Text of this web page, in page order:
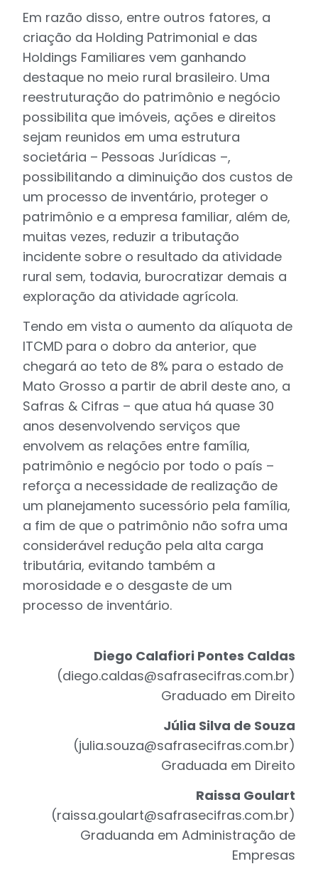
Em razão disso, entre outros fatores, a
criação da Holding Patrimonial e das
Holdings Familiares vem ganhando
destaque no meio rural brasileiro. Uma
reestruturação do patrimônio e negócio
possibilita que imóveis, ações e direitos
sejam reunidos em uma estrutura
societária – Pessoas Jurídicas –,
possibilitando a diminuição dos custos de
um processo de inventário, proteger o
patrimônio e a empresa familiar, além de,
muitas vezes, reduzir a tributação
incidente sobre o resultado da atividade
rural sem, todavia, burocratizar demais a
exploração da atividade agrícola.
Tendo em vista o aumento da alíquota de
ITCMD para o dobro da anterior, que
chegará ao teto de 8% para o estado de
Mato Grosso a partir de abril deste ano, a
Safras & Cifras – que atua há quase 30
anos desenvolvendo serviços que
envolvem as relações entre família,
patrimônio e negócio por todo o país –
reforça a necessidade de realização de
um planejamento sucessório pela família,
a fim de que o patrimônio não sofra uma
considerável redução pela alta carga
tributária, evitando também a
morosidade e o desgaste de um
processo de inventário.
Diego Calafiori Pontes Caldas
(diego.caldas@safrasecifras.com.br)
Graduado em Direito
Júlia Silva de Souza
(julia.souza@safrasecifras.com.br)
Graduada em Direito
Raissa Goulart
(raissa.goulart@safrasecifras.com.br)
Graduanda em Administração de
Empresas